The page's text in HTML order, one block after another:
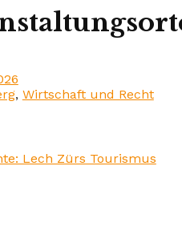
, Wirtschaft und Recht